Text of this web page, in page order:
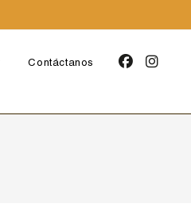
Contáctanos